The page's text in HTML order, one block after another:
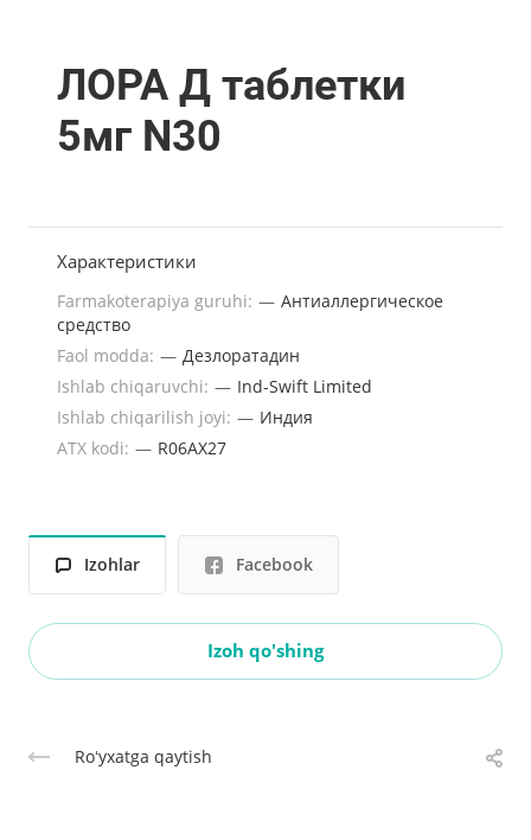
ЛОРА Д таблетки
5мг N30
Характеристики
Farmakoterapiya guruhi: — Антиаллергическое
средство
Faol modda: — Дезлоратадин
Ishlab chiqaruvchi: — Ind-Swift Limited
Ishlab chiqarilish joyi: — Индия
ATX kodi: — R06AX27
Izohlar Facebook
Izoh qo'shing
Roʻyxatga qaytish